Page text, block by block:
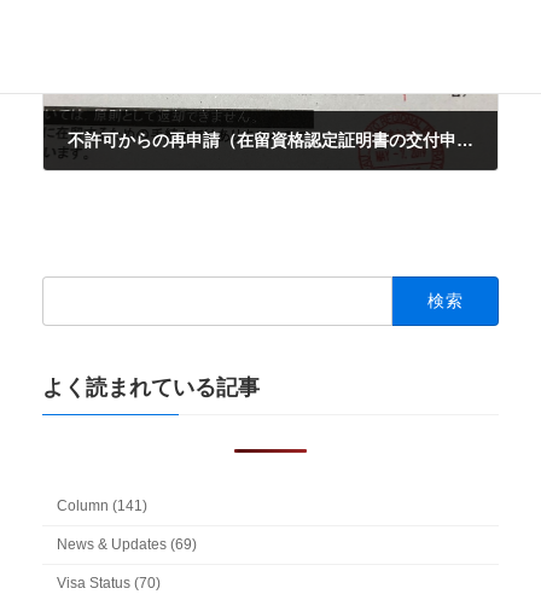
不許可からの再申請（在留資格認定証明書の交付申請）
検
よく読まれている記事
Column (141)
News & Updates (69)
Visa Status (70)